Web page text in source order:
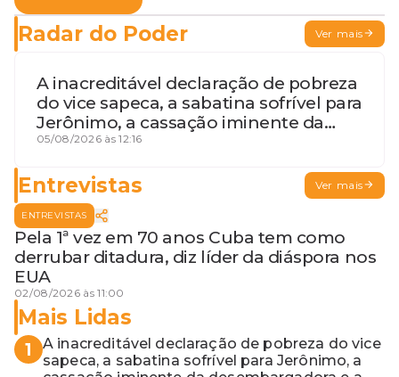
Radar do Poder Ver mais
A inacreditável declaração de pobreza
do vice sapeca, a sabatina sofrível para
Jerônimo, a cassação iminente da
desembargadora e a vaga do Quinto
05/08/2026 às 12:16
Entrevistas Ver mais
ENTREVISTAS
Pela 1ª vez em 70 anos Cuba tem como
derrubar ditadura, diz líder da diáspora nos
EUA
02/08/2026 às 11:00
Mais Lidas
1
A inacreditável declaração de pobreza do vice
sapeca, a sabatina sofrível para Jerônimo, a